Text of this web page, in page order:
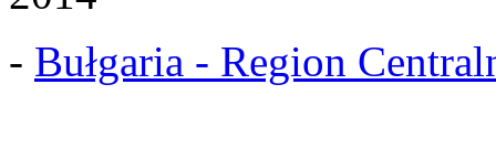
- Bułgaria - Region